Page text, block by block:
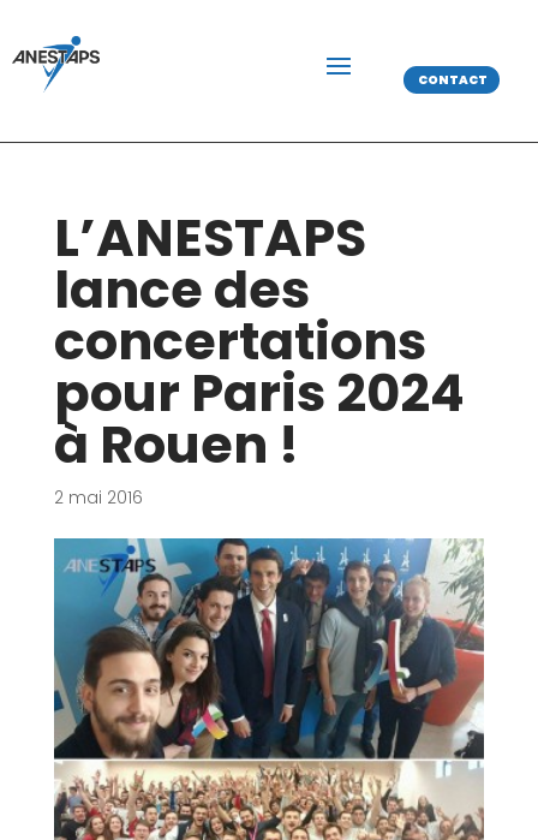
CONTACT
L’ANESTAPS
lance des
concertations
pour Paris 2024
à Rouen !
2 mai 2016